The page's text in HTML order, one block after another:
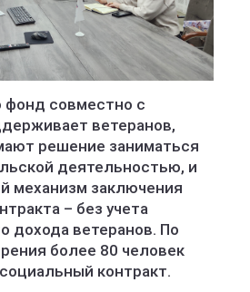
совместно с
ветеранов,
решение заниматься
деятельностью, и
механизм заключения
– без учета
дохода ветеранов. По
более 80 человек
контракт.